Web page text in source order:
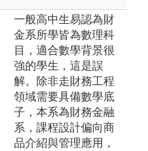
一般高中生易認為財
金系所學皆為數理科
目，適合數學背景很
強的學生，這是誤
解。除非走財務工程
領域需要具備數學底
子，本系為財務金融
系，課程設計偏向商
品介紹與管理應用，